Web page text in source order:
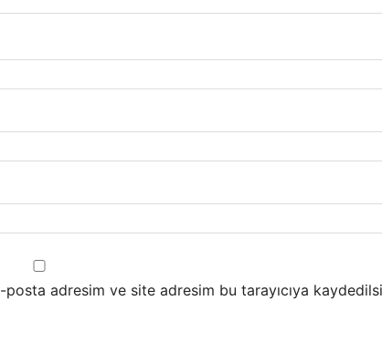
posta adresim ve site adresim bu tarayıcıya